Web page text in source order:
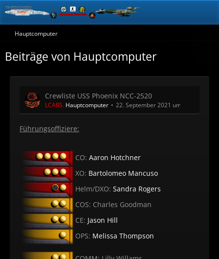
Hauptcomputer
Beiträge von Hauptcomputer
Crewliste USS Phoenix NCC-2520
LCARS. Hauptcomputer 22. September 2021 um 01:40
Führungsoffiziere:
CO: Aaron Hotchner
XO: Bartolomeo Mancuso
Helm/DXO: Sandra Rogers
COS: Charles Goodman
CE: Jason Hill
OPS: Melissa Thompson